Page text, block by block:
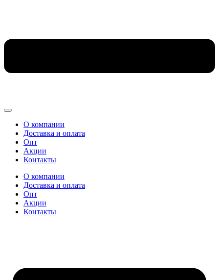
О компании
Доставка и оплата
Опт
Акции
Контакты
О компании
Доставка и оплата
Опт
Акции
Контакты